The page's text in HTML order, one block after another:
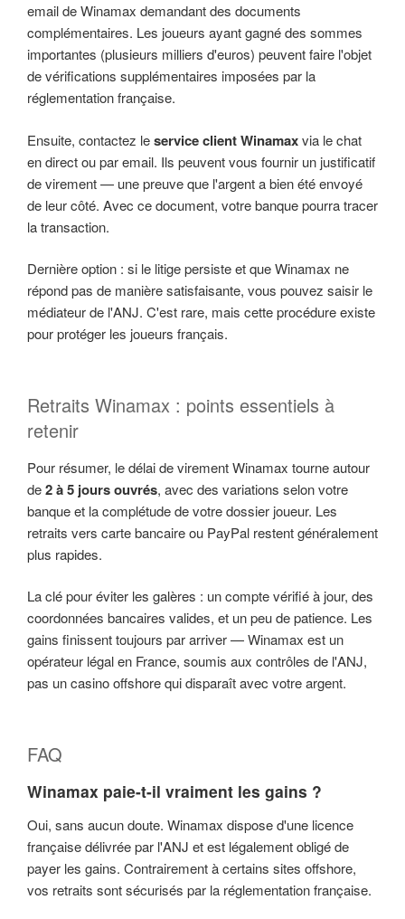
email de Winamax demandant des documents
complémentaires. Les joueurs ayant gagné des sommes
importantes (plusieurs milliers d'euros) peuvent faire l'objet
de vérifications supplémentaires imposées par la
réglementation française.
Ensuite, contactez leservice client Winamaxvia le chat
en direct ou par email. Ils peuvent vous fournir un justificatif
de virement — une preuve que l'argent a bien été envoyé
de leur côté. Avec ce document, votre banque pourra tracer
la transaction.
Dernière option : si le litige persiste et que Winamax ne
répond pas de manière satisfaisante, vous pouvez saisir le
médiateur de l'ANJ. C'est rare, mais cette procédure existe
pour protéger les joueurs français.
Retraits Winamax : points essentiels à
retenir
Pour résumer, le délai de virement Winamax tourne autour
de2 à 5 jours ouvrés, avec des variations selon votre
banque et la complétude de votre dossier joueur. Les
retraits vers carte bancaire ou PayPal restent généralement
plus rapides.
La clé pour éviter les galères : un compte vérifié à jour, des
coordonnées bancaires valides, et un peu de patience. Les
gains finissent toujours par arriver — Winamax est un
opérateur légal en France, soumis aux contrôles de l'ANJ,
pas un casino offshore qui disparaît avec votre argent.
FAQ
Winamax paie-t-il vraiment les gains ?
Oui, sans aucun doute. Winamax dispose d'une licence
française délivrée par l'ANJ et est légalement obligé de
payer les gains. Contrairement à certains sites offshore,
vos retraits sont sécurisés par la réglementation française.